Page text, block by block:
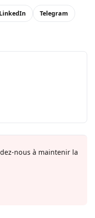
LinkedIn Telegram
nous à maintenir la